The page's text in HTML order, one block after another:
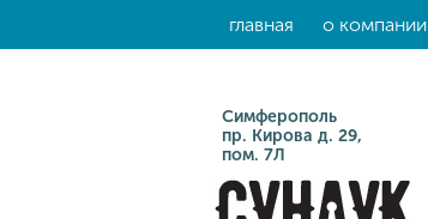
главная о компании
Симферополь
пр. Кирова д. 29,
пом. 7Л